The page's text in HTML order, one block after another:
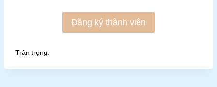
Đăng ký thành viên
Trân trọng.